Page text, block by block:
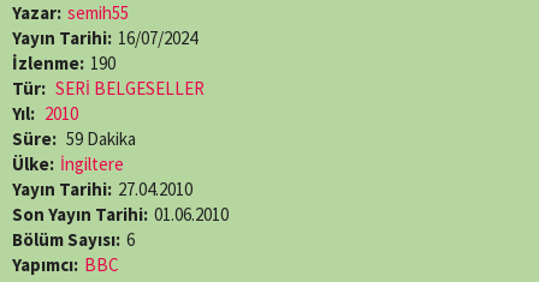
Yazar: semih55
Yayın Tarihi: 16/07/2024
İzlenme: 190
Tür: SERİ BELGESELLER
Yıl: 2010
Süre: 59 Dakika
Ülke: İngiltere
Yayın Tarihi: 27.04.2010
Son Yayın Tarihi: 01.06.2010
Bölüm Sayısı: 6
Yapımcı: BBC